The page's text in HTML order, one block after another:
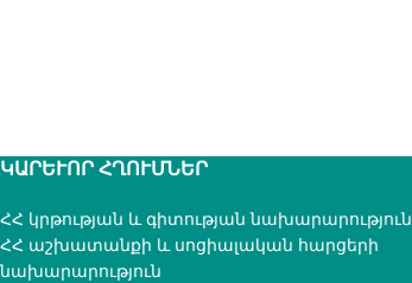
ԿԱՐԵՒՈՐ ՀՂՈՒՄՆԵՐ
ՀՀ կրթության և գիտության նախարարություն
ՀՀ աշխատանքի և սոցիալական հարցերի
նախարարություն